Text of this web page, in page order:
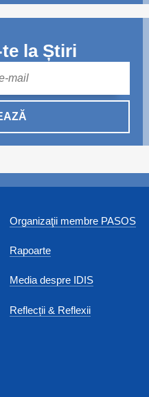
la Știri
Organizaţii membre PASOS
Rapoarte
Media despre IDIS
Reflecții & Reflexii